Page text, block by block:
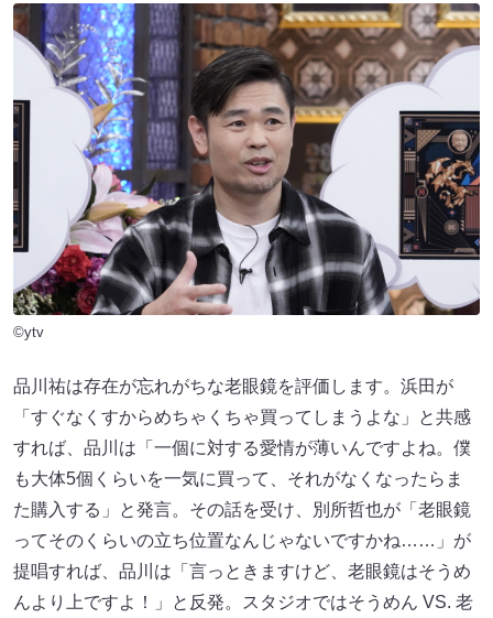
©ytv
品川祐は存在が忘れがちな老眼鏡を評価します。浜田が
「すぐなくすからめちゃくちゃ買ってしまうよな」と共感
すれば、品川は「一個に対する愛情が薄いんですよね。僕
も大体5個くらいを一気に買って、それがなくなったらま
た購入する」と発言。その話を受け、別所哲也が「老眼鏡
ってそのくらいの立ち位置なんじゃないですかね……」が
提唱すれば、品川は「言っときますけど、老眼鏡はそうめ
んより上ですよ！」と反発。スタジオではそうめん VS. 老